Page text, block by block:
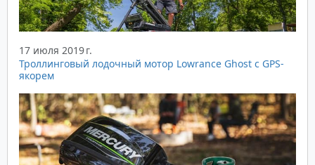
17 июля 2019 г.
Троллинговый лодочный мотор Lowrance Ghost с GPS-
якорем